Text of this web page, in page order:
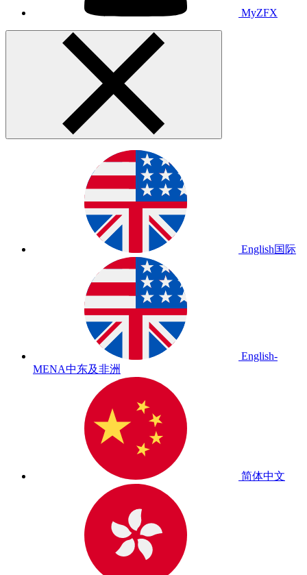
MyZFX
English国际
English-
MENA中东及非洲
简体中文